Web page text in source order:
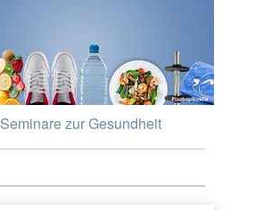
Seminare zur Gesundheit